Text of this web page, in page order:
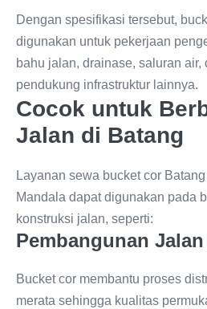
Dengan spesifikasi tersebut,
digunakan untuk pekerjaan
bahu jalan, drainase, saluran air,
pendukung infrastruktur lainnya.
Cocok untuk
Jalan di Batang
Layanan sewa bucket cor
Mandala dapat digunakan pada
konstruksi jalan, seperti:
Pembangunan
Bucket cor membantu proses
merata sehingga kualitas